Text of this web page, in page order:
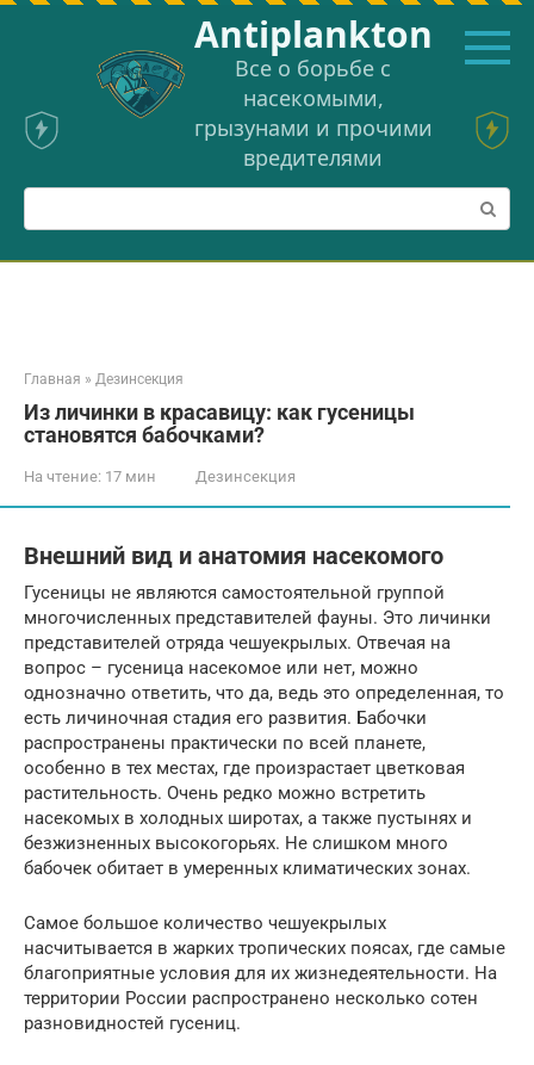
Перейти
Аntiplankton
Все о борьбе с
насекомыми,
грызунами и прочими
вредителями
Поиск:
Главная » Дезинсекция
Из личинки в красавицу: как гусеницы
становятся бабочками?
На чтение: 17 мин Дезинсекция
Внешний вид и анатомия насекомого
Гусеницы не являются самостоятельной группой
многочисленных представителей фауны. Это личинки
представителей отряда чешуекрылых. Отвечая на
вопрос – гусеница насекомое или нет, можно
однозначно ответить, что да, ведь это определенная, то
есть личиночная стадия его развития. Бабочки
распространены практически по всей планете,
особенно в тех местах, где произрастает цветковая
растительность. Очень редко можно встретить
насекомых в холодных широтах, а также пустынях и
безжизненных высокогорьях. Не слишком много
бабочек обитает в умеренных климатических зонах.
Самое большое количество чешуекрылых
насчитывается в жарких тропических поясах, где самые
благоприятные условия для их жизнедеятельности. На
территории России распространено несколько сотен
разновидностей гусениц.